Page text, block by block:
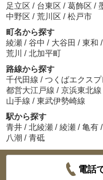
足立区 / 台東区 / 葛飾区 /
中野区 / 荒川区 / 松戸市
町名から探す
綾瀬 / 谷中 / 大谷田 / 東和 /
荒川 / 北加平町
路線から探す
千代田線 / つくばエクスプ
都営大江戸線 / 京浜東北線
山手線 / 東武伊勢崎線
駅から探す
青井 / 北綾瀬 / 綾瀬 / 亀有 /
八潮 / 青砥
電話